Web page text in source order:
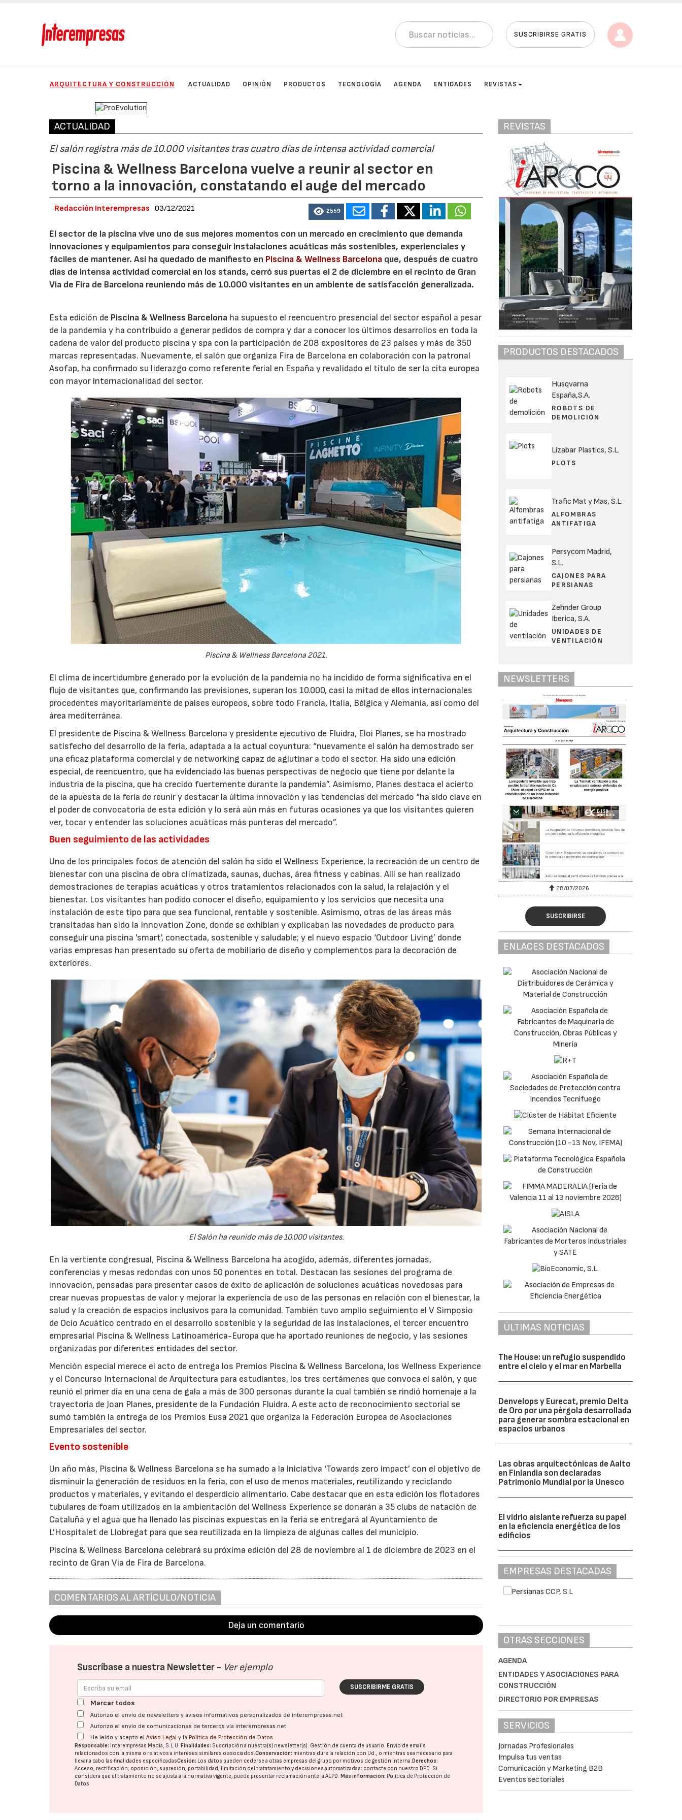
SUSCRIBIRSE GRATIS
ARQUITECTURA Y CONSTRUCCIÓN ACTUALIDAD OPINIÓN PRODUCTOS TECNOLOGÍA AGENDA ENTIDADES REVISTAS
ACTUALIDAD
El salón registra más de 10.000 visitantes tras cuatro días de intensa actividad comercial
Piscina & Wellness Barcelona vuelve a reunir al sector en
torno a la innovación, constatando el auge del mercado
Redacción Interempresas 03/12/2021 2559
El sector de la piscina vive uno de sus mejores momentos con un mercado en crecimiento que demanda
innovaciones y equipamientos para conseguir instalaciones acuáticas más sostenibles, experienciales y
fáciles de mantener. Así ha quedado de manifiesto en Piscina & Wellness Barcelona que, después de cuatro
días de intensa actividad comercial en los stands, cerró sus puertas el 2 de diciembre en el recinto de Gran
Via de Fira de Barcelona reuniendo más de 10.000 visitantes en un ambiente de satisfacción generalizada.
Esta edición de Piscina & Wellness Barcelona ha supuesto el reencuentro presencial del sector español a pesar
de la pandemia y ha contribuido a generar pedidos de compra y dar a conocer los últimos desarrollos en toda la
cadena de valor del producto piscina y spa con la participación de 208 expositores de 23 países y más de 350
marcas representadas. Nuevamente, el salón que organiza Fira de Barcelona en colaboración con la patronal
Asofap, ha confirmado su liderazgo como referente ferial en España y revalidado el título de ser la cita europea
con mayor internacionalidad del sector.
Piscina & Wellness Barcelona 2021.
El clima de incertidumbre generado por la evolución de la pandemia no ha incidido de forma significativa en el
flujo de visitantes que, confirmando las previsiones, superan los 10.000, casi la mitad de ellos internacionales
procedentes mayoritariamente de países europeos, sobre todo Francia, Italia, Bélgica y Alemania, así como del
área mediterránea.
El presidente de Piscina & Wellness Barcelona y presidente ejecutivo de Fluidra, Eloi Planes, se ha mostrado
satisfecho del desarrollo de la feria, adaptada a la actual coyuntura: “nuevamente el salón ha demostrado ser
una eficaz plataforma comercial y de networking capaz de aglutinar a todo el sector. Ha sido una edición
especial, de reencuentro, que ha evidenciado las buenas perspectivas de negocio que tiene por delante la
industria de la piscina, que ha crecido fuertemente durante la pandemia”. Asimismo, Planes destaca el acierto
de la apuesta de la feria de reunir y destacar la última innovación y las tendencias del mercado “ha sido clave en
el poder de convocatoria de esta edición y lo será aún más en futuras ocasiones ya que los visitantes quieren
ver, tocar y entender las soluciones acuáticas más punteras del mercado”.
Buen seguimiento de las actividades
Uno de los principales focos de atención del salón ha sido el Wellness Experience, la recreación de un centro de
bienestar con una piscina de obra climatizada, saunas, duchas, área fitness y cabinas. Allí se han realizado
demostraciones de terapias acuáticas y otros tratamientos relacionados con la salud, la relajación y el
bienestar. Los visitantes han podido conocer el diseño, equipamiento y los servicios que necesita una
instalación de este tipo para que sea funcional, rentable y sostenible. Asimismo, otras de las áreas más
transitadas han sido la Innovation Zone, donde se exhibían y explicaban las novedades de producto para
conseguir una piscina 'smart', conectada, sostenible y saludable; y el nuevo espacio ‘Outdoor Living’ donde
varias empresas han presentado su oferta de mobiliario de diseño y complementos para la decoración de
exteriores.
El Salón ha reunido más de 10.000 visitantes.
En la vertiente congresual, Piscina & Wellness Barcelona ha acogido, además, diferentes jornadas,
conferencias y mesas redondas con unos 50 ponentes en total. Destacan las sesiones del programa de
innovación, pensadas para presentar casos de éxito de aplicación de soluciones acuáticas novedosas para
crear nuevas propuestas de valor y mejorar la experiencia de uso de las personas en relación con el bienestar, la
salud y la creación de espacios inclusivos para la comunidad. También tuvo amplio seguimiento el V Simposio
de Ocio Acuático centrado en el desarrollo sostenible y la seguridad de las instalaciones, el tercer encuentro
empresarial Piscina & Wellness Latinoamérica-Europa que ha aportado reuniones de negocio, y las sesiones
organizadas por diferentes entidades del sector.
Mención especial merece el acto de entrega los Premios Piscina & Wellness Barcelona, los Wellness Experience
y el Concurso Internacional de Arquitectura para estudiantes, los tres certámenes que convoca el salón, y que
reunió el primer día en una cena de gala a más de 300 personas durante la cual también se rindió homenaje a la
trayectoria de Joan Planes, presidente de la Fundación Fluidra. A este acto de reconocimiento sectorial se
sumó también la entrega de los Premios Eusa 2021 que organiza la Federación Europea de Asociaciones
Empresariales del sector.
Evento sostenible
Un año más, Piscina & Wellness Barcelona se ha sumado a la iniciativa ‘Towards zero impact’ con el objetivo de
disminuir la generación de residuos en la feria, con el uso de menos materiales, reutilizando y reciclando
productos y materiales, y evitando el desperdicio alimentario. Cabe destacar que en esta edición los flotadores
tubulares de foam utilizados en la ambientación del Wellness Experience se donarán a 35 clubs de natación de
Cataluña y el agua que ha llenado las piscinas expuestas en la feria se entregará al Ayuntamiento de
L’Hospitalet de Llobregat para que sea reutilizada en la limpieza de algunas calles del municipio.
Piscina & Wellness Barcelona celebrará su próxima edición del 28 de noviembre al 1 de diciembre de 2023 en el
recinto de Gran Via de Fira de Barcelona.
COMENTARIOS AL ARTÍCULO/NOTICIA
Deja un comentario
Suscríbase a nuestra Newsletter - Ver ejemplo
SUSCRIBIRME GRATIS
Marcar todos
Autorizo el envío de newsletters y avisos informativos personalizados de interempresas.net
Autorizo el envío de comunicaciones de terceros vía interempresas.net
He leído y acepto elAviso Legal y la Política de Protección de Datos
Responsable: Interempresas Media, S.L.U. Finalidades: Suscripción a nuestra(s) newsletter(s). Gestión de cuenta de usuario. Envío de emails
relacionados con la misma o relativos a intereses similares o asociados.Conservación: mientras dure la relación con Ud., o mientras sea necesario para
llevar a cabo las finalidades especificadasCesión: Los datos pueden cederse a otras empresas del grupo por motivos de gestión interna. Derechos:
Acceso, rectificación, oposición, supresión, portabilidad, limitación del tratatamiento y decisiones automatizadas: contacte con nuestro DPD. Si
considera que el tratamiento no se ajusta a la normativa vigente, puede presentar reclamación ante laAEPD. Más información: Política de Protección de
Datos
REVISTAS
PRODUCTOS DESTACADOS
Husqvarna
España,S.A.
ROBOTS DE
DEMOLICIÓN
Lizabar Plastics, S.L.
PLOTS
Trafic Mat y Mas, S.L.
ALFOMBRAS
ANTIFATIGA
Persycom Madrid,
S.L.
CAJONES PARA
PERSIANAS
Zehnder Group
Iberica, S.A.
UNIDADES DE
VENTILACIÓN
NEWSLETTERS
28/07/2026 30/07/2026 28/07/2026
SUSCRIBIRSE
ENLACES DESTACADOS
ÚLTIMAS NOTICIAS
The House: un refugio suspendido
entre el cielo y el mar en Marbella
Denvelops y Eurecat, premio Delta
de Oro por una pérgola desarrollada
para generar sombra estacional en
espacios urbanos
Las obras arquitectónicas de Aalto
en Finlandia son declaradas
Patrimonio Mundial por la Unesco
El vidrio aislante refuerza su papel
en la eficiencia energética de los
edificios
EMPRESAS DESTACADAS
OTRAS SECCIONES
AGENDA
ENTIDADES Y ASOCIACIONES PARA
CONSTRUCCIÓN
DIRECTORIO POR EMPRESAS
SERVICIOS
Jornadas Profesionales
Impulsa tus ventas
Comunicación y Marketing B2B
Eventos sectoriales